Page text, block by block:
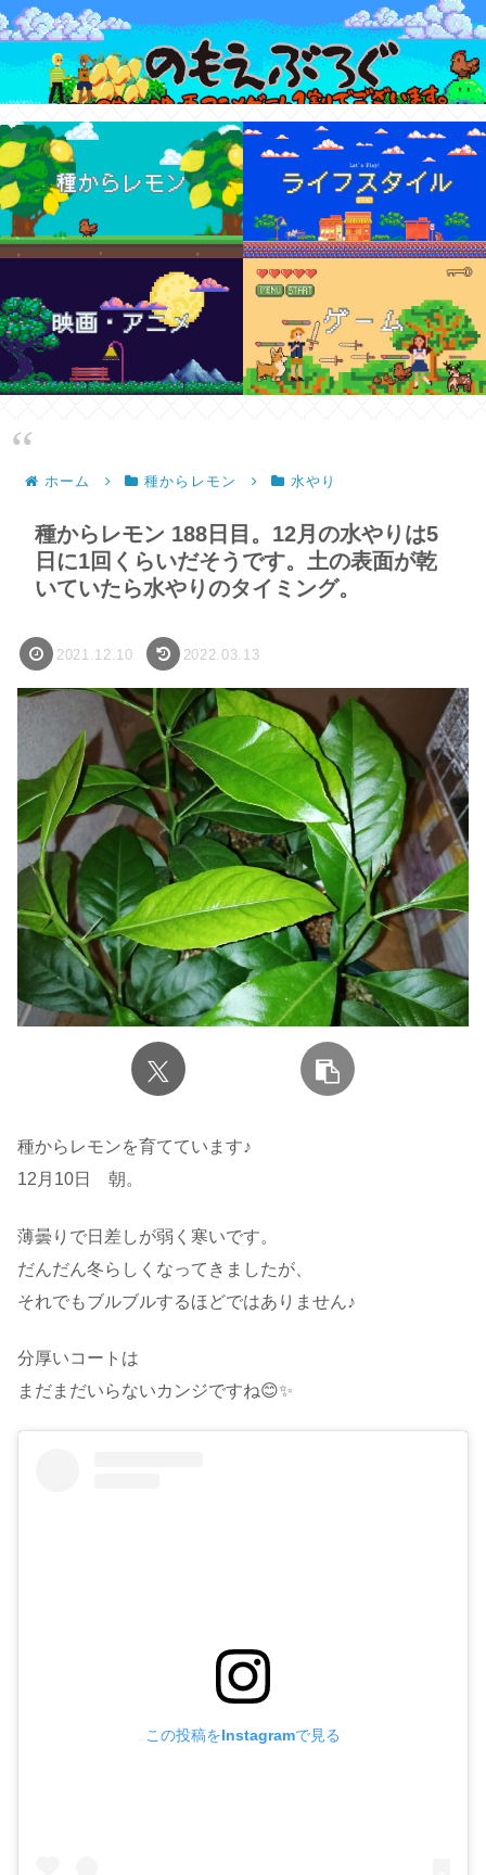
ホーム 種からレモン 水やり
種からレモン 188日目。12月の水やりは5
日に1回くらいだそうです。土の表面が乾
いていたら水やりのタイミング。
2021.12.10 2022.03.13
種からレモンを育てています♪
12月10日 朝。
薄曇りで日差しが弱く寒いです。
だんだん冬らしくなってきましたが、
それでもブルブルするほどではありません♪
分厚いコートは
まだまだいらないカンジですね😊✨
この投稿をInstagramで見る